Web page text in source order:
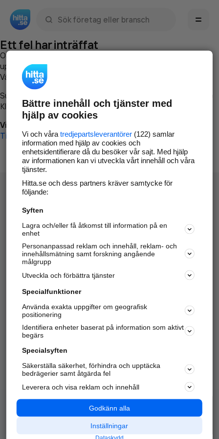
Ett fel har inträffat
Om du vill kan du
uppstod så att vi lättare och snabbare kan avhjälpa det.
Vänligen försök med följande:
Surfa till
Klicka påTillbaka-knappen i webbläsaren och försök igen
Vi beklagar besväret!
Till startsidan
Hitta.se - Gratis nummerupplysning.
Sök företag, personer och platser.
Hitta telefonnummer, adresser, företagsinfo mm.
Marknadsför företaget
Kom igång och annonsera mot
samarbetspartners nära dig.
Alla kategorier
Populära sökningar
API & Kartor
Annonsera
Integritet
Nödnummer
Bättre innehåll och tjänster med
hjälp av cookies
Vi och våra tredjepartsleverantörer(122) samlar
information med hjälp av cookies och
enhetsidentifierare då du besöker vår sajt. Med hjälp
av informationen kan vi utveckla vårt innehåll och våra
tjänster.
Hitta.se och dess partners kräver samtycke för
följande:
Syften
Lagra och/eller få åtkomst till information på en
enhet
Personanpassad reklam och innehåll, reklam- och
innehållsmätning samt forskning angående
målgrupp
Utveckla och förbättra tjänster
Specialfunktioner
Använda exakta uppgifter om geografisk
positionering
Identifiera enheter baserat på information som aktivt
begärs
Specialsyften
Säkerställa säkerhet, förhindra och upptäcka
bedrägerier samt åtgärda fel
Leverera och visa reklam och innehåll
Godkänn alla
Inställningar
Dataskydd